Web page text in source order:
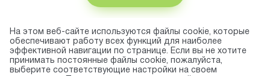
На этом веб-сайте используются файлы cookie, которые
обеспечивают работу всех функций для наиболее
эффективной навигации по странице. Если вы не хотите
принимать постоянные файлы cookie, пожалуйста,
выберите соответствующие настройки на своем
Присоединяйтесь
Принимаем
к оплате